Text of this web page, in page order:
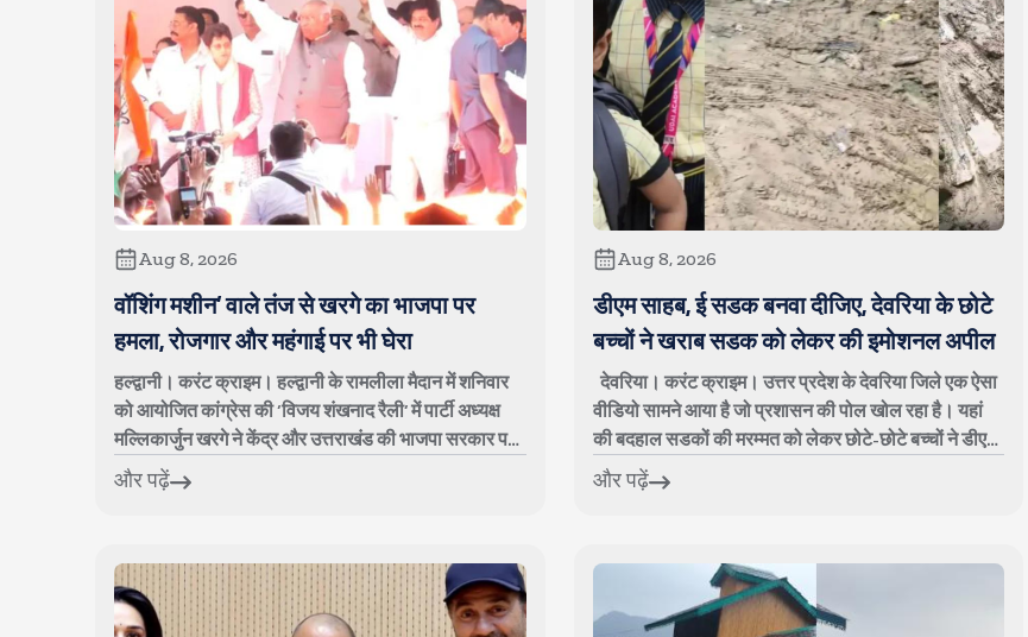
Aug 8, 2026
वॉशिंग मशीन’ वाले तंज से खरगे का भाजपा पर
हमला, रोजगार और महंगाई पर भी घेरा
हल्द्वानी। करंट क्राइम। हल्द्वानी के रामलीला मैदान में शनिवार
को आयोजित कांग्रेस की ‘विजय शंखनाद रैली’ में पार्टी अध्यक्ष
मल्लिकार्जुन खरगे ने केंद्र और उत्तराखंड की भाजपा सरकार पर
जमकर निशाना साधा। क...
और पढ़ें
Aug 8, 2026
डीएम साहब, ई सडक बनवा दीजिए, देवरिया के छोटे
बच्चों ने खराब सडक को लेकर की इमोशनल अपील
देवरिया। करंट क्राइम। उत्तर प्रदेश के देवरिया जिले एक ऐसा
वीडियो सामने आया है जो प्रशासन की पोल खोल रहा है। यहां
की बदहाल सडकों की मरम्मत को लेकर छोटे-छोटे बच्चों ने डीएम
से गुहार लगाई है। बच्चों का...
और पढ़ें